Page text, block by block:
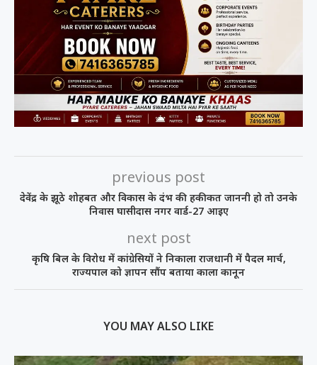
previous post
देवेंद्र के झूठे शोहबत और विकास के दंभ की हकीकत जाननी हो तो उनके
निवास घासीदास नगर वार्ड-27 आइए
next post
कृषि बिल के विरोध में कांग्रेसियों ने निकाला राजधानी में पैदल मार्च,
राज्यपाल को ज्ञापन सौंप बताया काला कानून
YOU MAY ALSO LIKE